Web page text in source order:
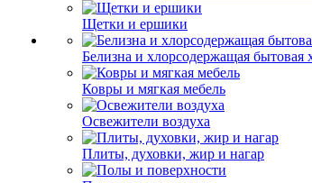
Щетки и ершики
Белизна и хлорсодержащая бытовая
Ковры и мягкая мебель
Освежители воздуха
Плиты, духовки, жир и нагар